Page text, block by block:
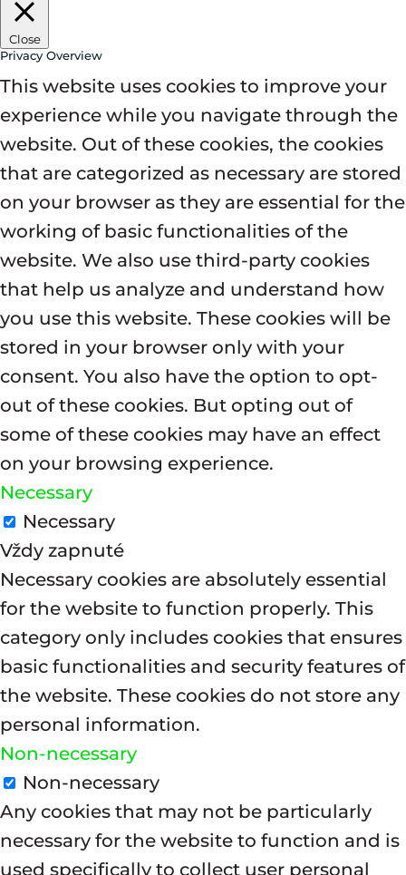
Close
Privacy Overview
This website uses cookies to improve your
experience while you navigate through the
website. Out of these cookies, the cookies
that are categorized as necessary are stored
on your browser as they are essential for the
working of basic functionalities of the
website. We also use third-party cookies
that help us analyze and understand how
you use this website. These cookies will be
stored in your browser only with your
consent. You also have the option to opt-
out of these cookies. But opting out of
some of these cookies may have an effect
on your browsing experience.
Necessary
Necessary
Vždy zapnuté
Necessary cookies are absolutely essential
for the website to function properly. This
category only includes cookies that ensures
basic functionalities and security features of
the website. These cookies do not store any
personal information.
Non-necessary
Non-necessary
Any cookies that may not be particularly
necessary for the website to function and is
used specifically to collect user personal